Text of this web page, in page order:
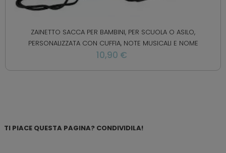
ZAINETTO SACCA PER BAMBINI, PER SCUOLA O ASILO,
PERSONALIZZATA CON CUFFIA, NOTE MUSICALI E NOME
10,90 €
TI PIACE QUESTA PAGINA? CONDIVIDILA!